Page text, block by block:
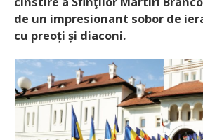
de un impresionant sobor de
cu preoți și diaconi.